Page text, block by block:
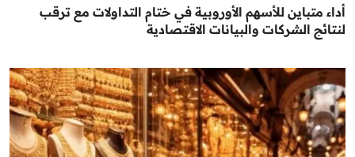
أداء متباين للأسهم الأوروبية في ختام التداولات مع ترقب
لنتائج الشركات والبيانات الاقتصادية